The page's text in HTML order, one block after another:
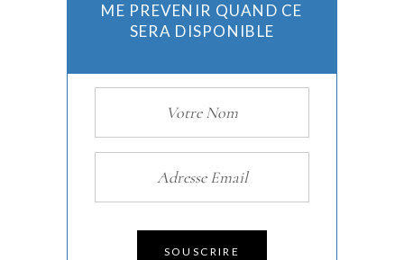
ME PREVENIR QUAND CE
SERA DISPONIBLE
SOUSCRIRE